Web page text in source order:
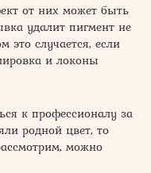
от них может быть
удалит пигмент не
это случается, если
и локоны
к профессионалу за
родной цвет, то
можно